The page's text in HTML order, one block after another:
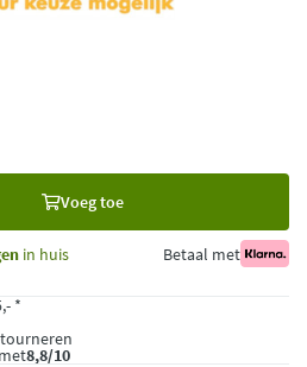
Voeg toe
in huis Betaal met
*
8,8/10